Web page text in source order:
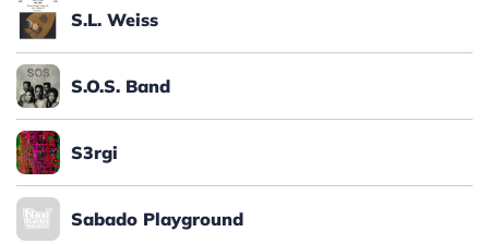
S.L. Weiss
S.O.S. Band
S3rgi
Sabado Playground